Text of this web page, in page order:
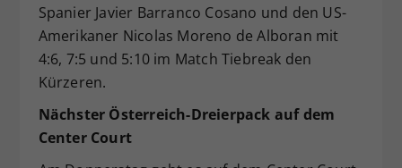
Spanier Javier Barranco Cosano und den US-
Amerikaner Nicolas Moreno de Alboran mit
4:6, 7:5 und 5:10 im Match Tiebreak den
Kürzeren.
Nächster Österreich-Dreierpack auf dem
Center Court